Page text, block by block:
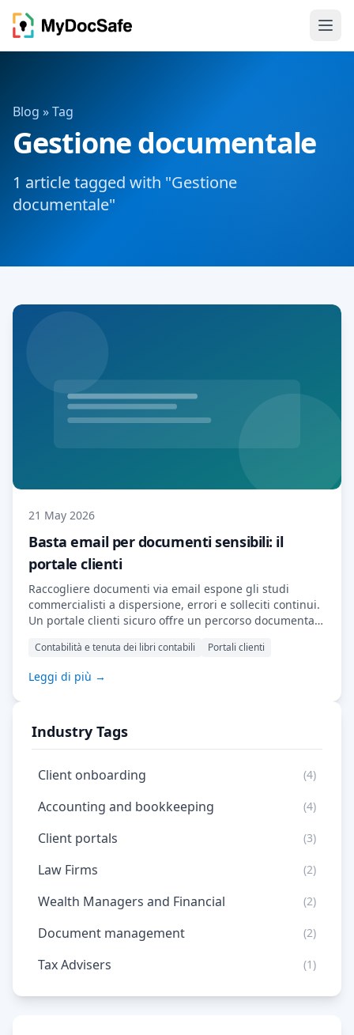
Blog » Tag
Gestione documentale
1 article tagged with "Gestione
documentale"
21 May 2026
Basta email per documenti sensibili: il
portale clienti
Raccogliere documenti via email espone gli studi
commercialisti a dispersione, errori e solleciti continui.
Un portale clienti sicuro offre un percorso documentale
Contabilità e tenuta dei libri contabili Portali clienti
Leggi di più →
Industry Tags
Client onboarding (4)
Accounting and bookkeeping (4)
Client portals (3)
Law Firms (2)
Wealth Managers and Financial (2)
Document management (2)
Tax Advisers (1)